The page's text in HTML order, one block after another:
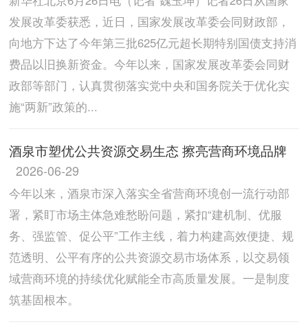
发展改革委获悉，近日，国家发展改革委会同财政部，
向地方下达了今年第三批625亿元超长期特别国债支持消
费品以旧换新资金。今年以来，国家发展改革委会同财
政部等部门，认真贯彻落实党中央和国务院关于优化实
施“两新”政策的...
酒泉市塑优公共资源交易生态 擦亮营商环境品牌
2026-06-29
今年以来，酒泉市深入落实全省营商环境创一流行动部
署，紧盯市场主体急难愁盼问题，紧扣“建机制、优服
务、强监管、促公平”工作主线，着力构建高效便捷、规
范透明、公平有序的公共资源交易市场体系，以交易领
域营商环境的持续优化赋能全市高质量发展。一是制度
筑基固根本。